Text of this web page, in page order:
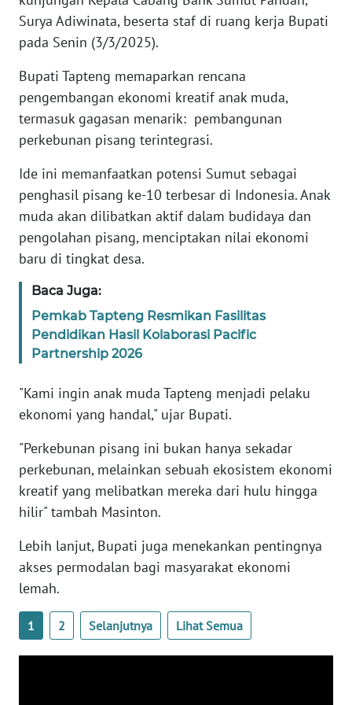
Surya Adiwinata, beserta staf di ruang kerja Bupati
pada Senin (3/3/2025).
Bupati Tapteng memaparkan rencana
pengembangan ekonomi kreatif anak muda,
termasuk gagasan menarik: pembangunan
perkebunan pisang terintegrasi.
Ide ini memanfaatkan potensi Sumut sebagai
penghasil pisang ke-10 terbesar di Indonesia. Anak
muda akan dilibatkan aktif dalam budidaya dan
pengolahan pisang, menciptakan nilai ekonomi
baru di tingkat desa.
Baca Juga:
Pemkab Tapteng Resmikan Fasilitas
Pendidikan Hasil Kolaborasi Pacific
Partnership 2026
"Kami ingin anak muda Tapteng menjadi pelaku
ekonomi yang handal," ujar Bupati.
"Perkebunan pisang ini bukan hanya sekadar
perkebunan, melainkan sebuah ekosistem ekonomi
kreatif yang melibatkan mereka dari hulu hingga
hilir" tambah Masinton.
Lebih lanjut, Bupati juga menekankan pentingnya
akses permodalan bagi masyarakat ekonomi
lemah.
1 2 Selanjutnya Lihat Semua
WN
WN
JAMBI
SULTRA
WN
NTB
SULTENG
WN
SULBAR
WN
BABEL
WN
SUMBAR
WN
WN
BENGKULU
WN
LAMPUNG